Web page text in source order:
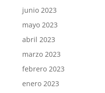
junio 2023
mayo 2023
abril 2023
marzo 2023
febrero 2023
enero 2023